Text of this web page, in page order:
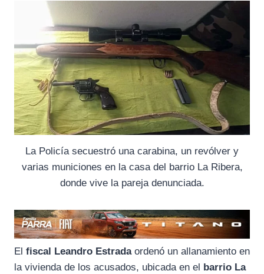
La Policía secuestró una carabina, un revólver y
varias municiones en la casa del barrio La Ribera,
donde vive la pareja denunciada.
El fiscal Leandro Estradaordenó un allanamiento en
la vivienda de los acusados, ubicada en el
barrio La